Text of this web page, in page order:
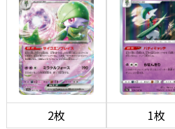
2枚 1枚